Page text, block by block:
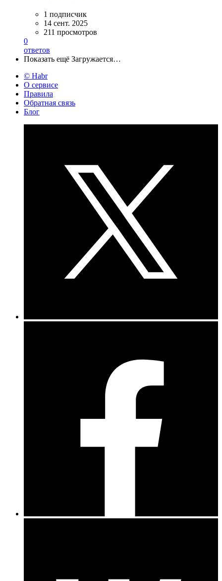
1 подписчик
14 сент. 2025
211 просмотров
0
ответов
Показать ещё Загружается…
© Habr
О сервисе
Правила
Обратная связь
Блог